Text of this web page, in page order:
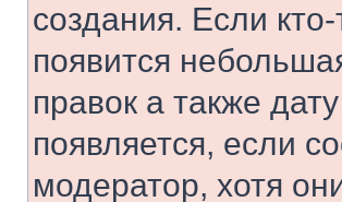
создания. Если
появится
правок а также
появляется, если
модератор, хотя